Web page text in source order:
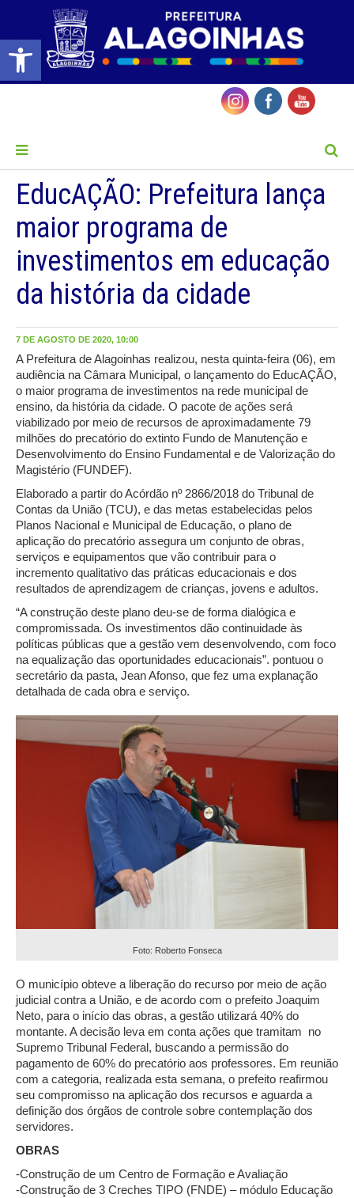
Barra de Ferramentas Aberta
EducAÇÃO: Prefeitura lança
maior programa de
investimentos em educação
da história da cidade
7 DE AGOSTO DE 2020, 10:00
A Prefeitura de Alagoinhas realizou, nesta quinta-feira (06), em
audiência na Câmara Municipal, o lançamento do EducAÇÃO,
o maior programa de investimentos na rede municipal de
ensino, da história da cidade. O pacote de ações será
viabilizado por meio de recursos de aproximadamente 79
milhões do precatório do extinto Fundo de Manutenção e
Desenvolvimento do Ensino Fundamental e de Valorização do
Magistério (FUNDEF).
Elaborado a partir do Acórdão nº 2866/2018 do Tribunal de
Contas da União (TCU), e das metas estabelecidas pelos
Planos Nacional e Municipal de Educação, o plano de
aplicação do precatório assegura um conjunto de obras,
serviços e equipamentos que vão contribuir para o
incremento qualitativo das práticas educacionais e dos
resultados de aprendizagem de crianças, jovens e adultos.
“A construção deste plano deu-se de forma dialógica e
compromissada. Os investimentos dão continuidade às
políticas públicas que a gestão vem desenvolvendo, com foco
na equalização das oportunidades educacionais”. pontuou o
secretário da pasta, Jean Afonso, que fez uma explanação
detalhada de cada obra e serviço.
Foto: Roberto Fonseca
O município obteve a liberação do recurso por meio de ação
judicial contra a União, e de acordo com o prefeito Joaquim
Neto, para o início das obras, a gestão utilizará 40% do
montante. A decisão leva em conta ações que tramitam no
Supremo Tribunal Federal, buscando a permissão do
pagamento de 60% do precatório aos professores. Em reunião
com a categoria, realizada esta semana, o prefeito reafirmou
seu compromisso na aplicação dos recursos e aguarda a
definição dos órgãos de controle sobre contemplação dos
servidores.
OBRAS
-Construção de um Centro de Formação e Avaliação
-Construção de 3 Creches TIPO (FNDE) – módulo Educação